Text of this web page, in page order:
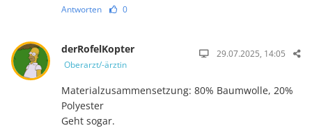
Antworten 0
derRofelKopter
Oberarzt/-ärztin
29.07.2025, 14:05
Materialzusammensetzung: 80% Baumwolle, 20%
Polyester
Geht sogar.